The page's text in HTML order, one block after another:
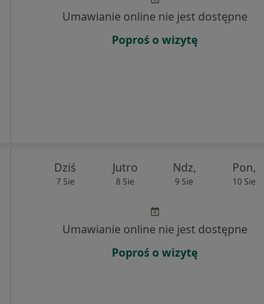
Umawianie online nie jest dostępne
Poproś o wizytę
Dziś
7 Sie
Jutro
8 Sie
Ndz,
9 Sie
Pon,
10 Sie
Umawianie online nie jest dostępne
Poproś o wizytę